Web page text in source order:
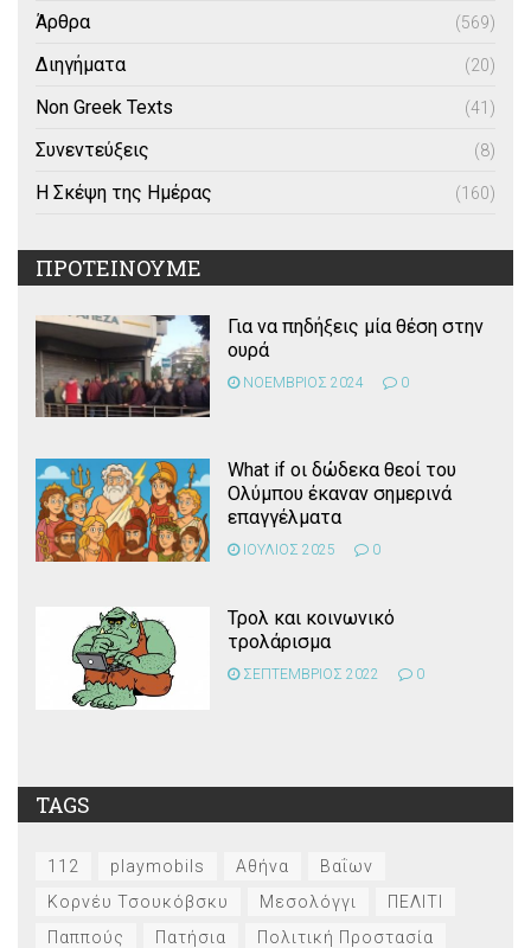
Άρθρα (569)
Διηγήματα (20)
Non Greek Texts (41)
Συνεντεύξεις (8)
Η Σκέψη της Ημέρας (160)
ΠΡΟΤΕΙΝΟΥΜΕ
Για να πηδήξεις μία θέση στην
ουρά
ΝΟΕΜΒΡΙΟΣ 2024 0
What if οι δώδεκα θεοί του
Ολύμπου έκαναν σημερινά
επαγγέλματα
ΙΟΥΛΙΟΣ 2025 0
Τρολ και κοινωνικό
τρολάρισμα
ΣΕΠΤΕΜΒΡΙΟΣ 2022 0
TAGS
112 playmobils Αθήνα
Βαΐων
Κορνέυ Τσουκόβσκυ
Μεσολόγγι
ΠΕΛΙΤΙ
Παππούς
Πατήσια Πολιτική Προστασία